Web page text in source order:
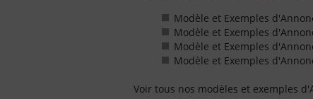
Modèle et Exemples
Modèle et Exemples
Modèle et Exemples
Modèle et Exemples
Voir tous nos modèles et exemples